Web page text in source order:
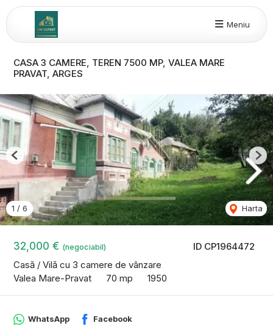
Meniu
CASA 3 CAMERE, TEREN 7500 MP, VALEA MARE
PRAVAT, ARGES
ID CP1964472
32,000 € (negociabil)
Casă / Vilă cu 3 camere de vânzare
Valea Mare-Pravat
70 mp 1950
1 / 6 Harta
Previous
WhatsApp Facebook